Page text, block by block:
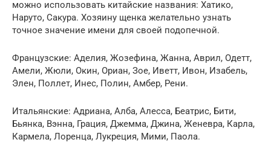
можно использовать китайские названия: Хатико,
Наруто, Сакура. Хозяину щенка желательно узнать
точное значение имени для своей подопечной.
Французские: Аделия, Жозефина, Жанна, Аврил, Одетт,
Амели, Жюли, Окин, Ориан, Зое, Иветт, Ивон, Изабель,
Элен, Поллет, Инес, Полин, Амбер, Рени.
Итальянские: Адриана, Алба, Алесса, Беатрис, Бити,
Бьянка, Вэнна, Грация, Джемма, Джина, Женевра, Карла,
Кармела, Лоренца, Лукреция, Мими, Паола.